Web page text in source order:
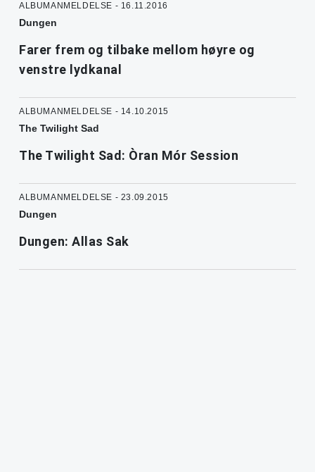
ALBUMANMELDELSE - 16.11.2016
Dungen
Farer frem og tilbake mellom høyre og
venstre lydkanal
ALBUMANMELDELSE - 14.10.2015
The Twilight Sad
The Twilight Sad: Òran Mór Session
ALBUMANMELDELSE - 23.09.2015
Dungen
Dungen: Allas Sak